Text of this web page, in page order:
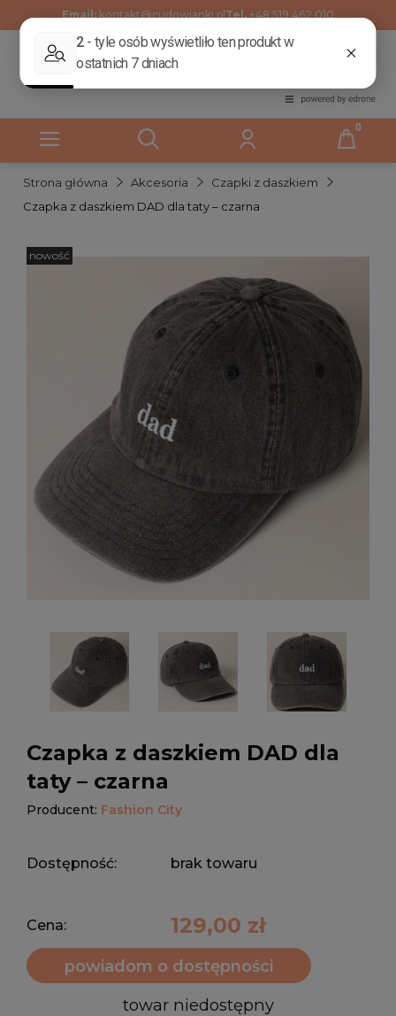
Email:kontakt@cudowianki.plTel.+48 519 462 010
Strona główna Akcesoria
Czapki z daszkiem
Czapka z daszkiem DAD dla taty – czarna
nowość
Czapka z daszkiem DAD dla
taty – czarna
Producent: Fashion City
Dostępność: brak towaru
Cena: 129,00 zł
powiadom o dostępności
towar niedostępny